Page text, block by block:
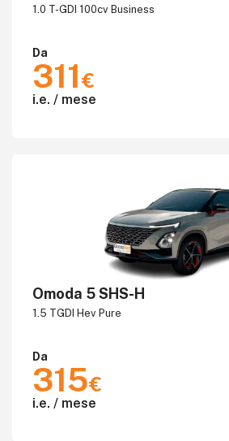
1.0 T-GDI 100cv Business
Da
311€
i.e. / mese
Omoda 5 SHS-H
1.5 TGDI Hev Pure
Da
315€
i.e. / mese